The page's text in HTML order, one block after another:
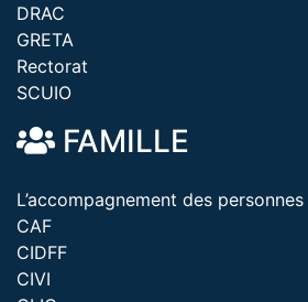
DRAC
GRETA
Rectorat
SCUIO
FAMILLE
L’accompagnement des
CAF
CIDFF
CIVI